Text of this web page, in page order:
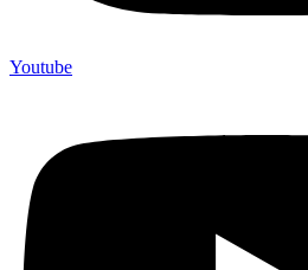
Youtube